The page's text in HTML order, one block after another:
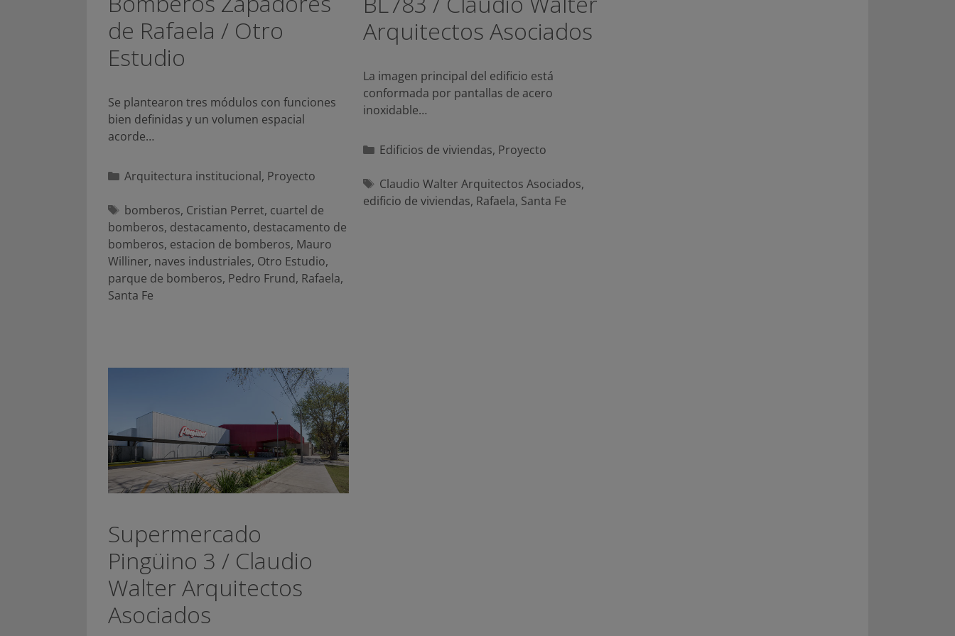
de Rafaela / Otro
Estudio
Se plantearon tres módulos con funciones
bien definidas y un volumen espacial
acorde…
Categorías
Arquitectura institucional, Proyecto
Etiquetas
bomberos, Cristian Perret, cuartel de
bomberos, destacamento, destacamento de
bomberos, estacion de bomberos, Mauro
Williner, naves industriales, Otro Estudio,
parque de bomberos, Pedro Frund, Rafaela,
Santa Fe
Arquitectos Asociados
La imagen principal del edificio está
conformada por pantallas de acero
inoxidable…
Categorías
Edificios de viviendas, Proyecto
Etiquetas
Claudio Walter Arquitectos Asociados,
edificio de viviendas, Rafaela, Santa Fe
Supermercado
Pingüino 3 / Claudio
Walter Arquitectos
Asociados